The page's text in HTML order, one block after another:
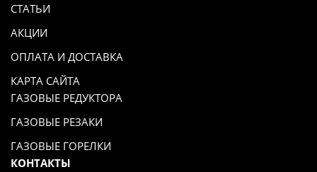
СТАТЬИ
АКЦИИ
ОПЛАТА И ДОСТАВКА
КАРТА САЙТА
ГАЗОВЫЕ РЕДУКТОРА
ГАЗОВЫЕ РЕЗАКИ
ГАЗОВЫЕ ГОРЕЛКИ
КОНТАКТЫ